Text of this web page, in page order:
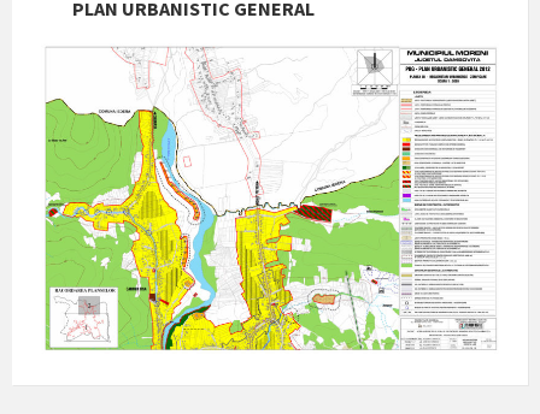
PLAN URBANISTIC GENERAL